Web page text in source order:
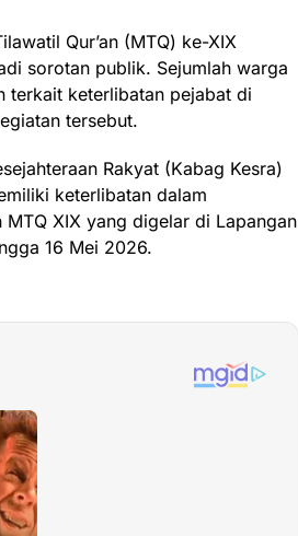
Qur’an (MTQ) ke-XIX
sorotan publik. Sejumlah warga
terkait keterlibatan pejabat di
tersebut.
Rakyat (Kabag Kesra)
keterlibatan dalam
XIX yang digelar di Lapangan
16 Mei 2026.